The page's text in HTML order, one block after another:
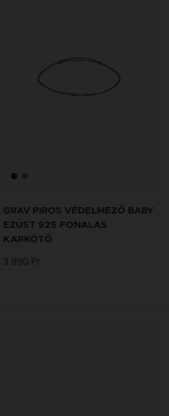
GRAV PIROS VÉDELMEZŐ BABY
EZÜST 925 FONALAS
KARKÖTŐ
3 990 Ft